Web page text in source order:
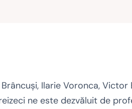
Ilarie Voronca, Victor
ne este dezvăluit de